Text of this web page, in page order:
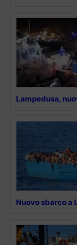
Lampedusa,
Nuovo sbarco a